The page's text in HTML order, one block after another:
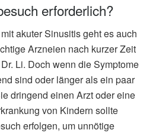
erforderlich?
akuter Sinusitis geht es auch
Arzneien nach kurzer Zeit
Li. Doch wenn die Symptome
sind oder länger als ein paar
dringend einen Arzt oder eine
von Kindern sollte
erfolgen, um unnötige